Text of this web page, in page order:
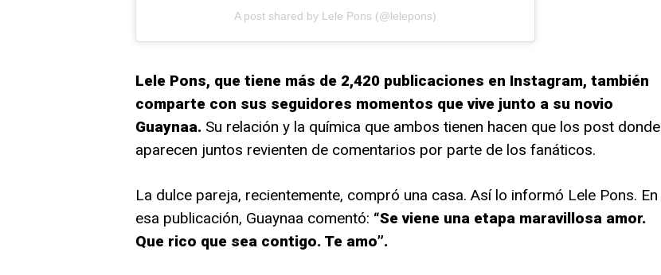
A post shared by Lele Pons (@lelepons)
Lele Pons, que tiene más de 2,420 publicaciones en Instagram, también
comparte con sus seguidores momentos que vive junto a su novio
Guaynaa. Su relación y la química que ambos tienen hacen que los post donde
aparecen juntos revienten de comentarios por parte de los fanáticos.
La dulce pareja, recientemente, compró una casa. Así lo informó Lele Pons. En
esa publicación, Guaynaa comentó: “Se viene una etapa maravillosa amor.
Que rico que sea contigo. Te amo”.